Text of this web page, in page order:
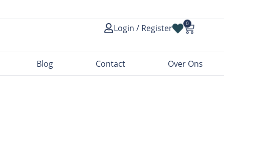
Login / Register 0
Blog Contact
Over Ons